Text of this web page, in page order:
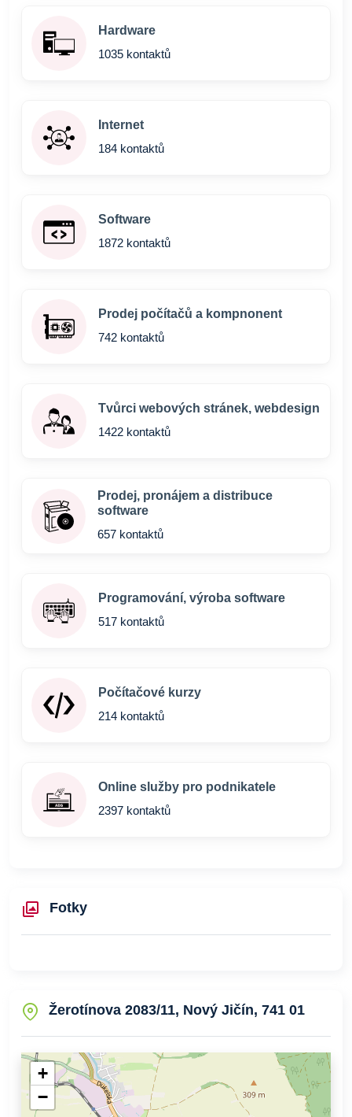
Hardware
1035 kontaktů
Internet
184 kontaktů
Software
1872 kontaktů
Prodej počítačů a kompnonent
742 kontaktů
Tvůrci webových stránek, webdesign
1422 kontaktů
Prodej, pronájem a distribuce
software
657 kontaktů
Programování, výroba software
517 kontaktů
Počítačové kurzy
214 kontaktů
Online služby pro podnikatele
2397 kontaktů
Fotky
Žerotínova 2083/11, Nový Jičín, 741 01
+
−